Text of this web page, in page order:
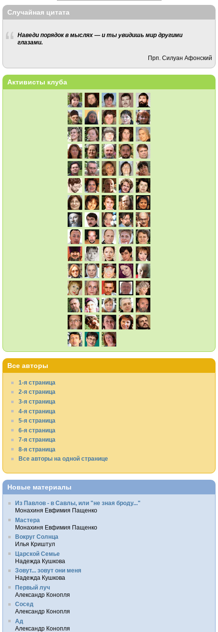
Случайная цитата
Наведи порядок в мыслях — и ты увидишь мир другими
глазами.
Прп. Силуан Афонский
Активисты клуба
Все авторы
1-я страница
2-я страница
3-я страница
4-я страница
5-я страница
6-я страница
7-я страница
8-я страница
Все авторы на одной странице
Новые материалы
Из Павлов - в Савлы, или "не зная броду..."
Монахиня Евфимия Пащенко
Мастера
Монахиня Евфимия Пащенко
Вокруг Солнца
Илья Криштул
Царской Семье
Надежда Кушкова
Зовут... зовут они меня
Надежда Кушкова
Первый луч
Александр Конопля
Сосед
Александр Конопля
Ад
Александр Конопля